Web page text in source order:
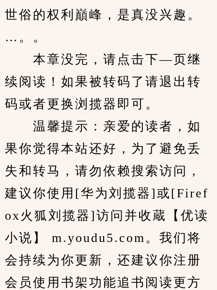
世俗的权利巔峰，是真没兴趣。
…。。
本章没完，请点击下—页继
续阅读！如果被转码了请退出转
码或者更换浏揽器即可。
温馨提示：亲爱的读者，如
果你觉得本站还好，为了避免丢
失和转马，请勿依赖搜索访问，
建议你使用[华为刘揽器]或[Firef
ox火狐刘揽器]访问并收蔵【优读
小说】 m.youdu5.com。我们将
会持续为你更新，还建议你注册
会员使用书架功能追书阅读更方